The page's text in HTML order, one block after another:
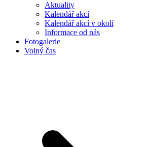
Aktuality
Kalendář akcí
Kalendář akcí v okolí
Informace od nás
Fotogalerie
Volný čas